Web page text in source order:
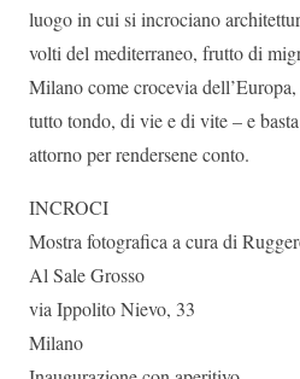
luogo in cui si incrociano
volti del mediterraneo, frutto di
Milano come crocevia
tutto tondo, di vie e di vite – e
attorno per rendersene conto.
INCROCI
Mostra fotografica a cura di
Al Sale Grosso
via Ippolito Nievo, 33
Milano